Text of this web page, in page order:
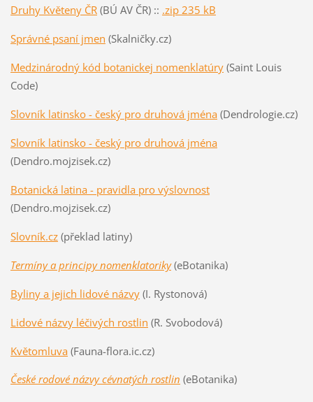
Druhy Květeny ČR(BÚ AV ČR) :: .zip 235 kB
Správné psaní jmen (Skalničky.cz)
Medzinárodný kód botanickej nomenklatúry(Saint Louis
Code)
Slovník latinsko - český pro druhová jména(Dendrologie.cz)
Slovník latinsko - český pro druhová jména
(Dendro.mojzisek.cz)
Botanická latina - pravidla pro výslovnost
(Dendro.mojzisek.cz)
Slovník.cz(překlad latiny)
Termíny a principy nomenklatoriky(eBotanika)
Byliny a jejich lidové názvy(I. Rystonová)
Lidové názvy léčivých rostlin (R. Svobodová)
Květomluva(Fauna-flora.ic.cz)
České rodové názvy cévnatých rostlin (eBotanika)